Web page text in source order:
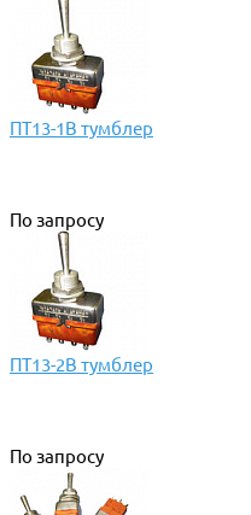
ПТ13-1В тумблер
По запросу
ПТ13-2В тумблер
По запросу